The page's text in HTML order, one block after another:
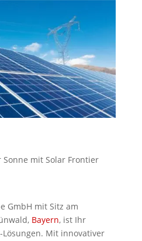
mit Solar Frontier
GmbH mit Sitz am
Bayern, ist Ihr
Mit innovativer